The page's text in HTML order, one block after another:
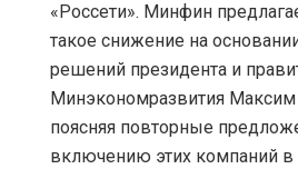
«Россети». Минфин
такое снижение на
решений президента и
Минэкономразвития
поясняя повторные
включению этих компаний